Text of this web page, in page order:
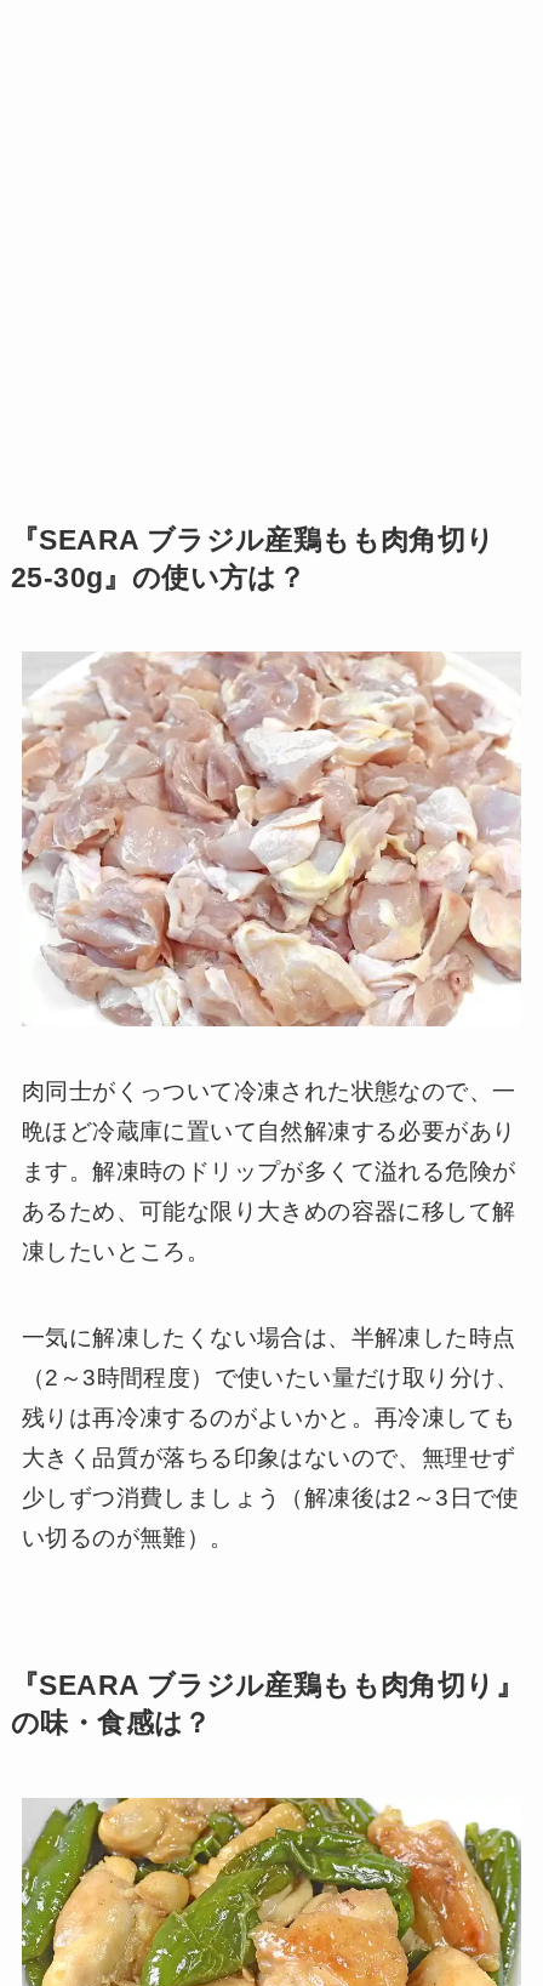
『SEARA ブラジル産鶏もも肉角切り
25-30g』の使い方は？
肉同士がくっついて冷凍された状態なので、一
晩ほど冷蔵庫に置いて自然解凍する必要があり
ます。解凍時のドリップが多くて溢れる危険が
あるため、可能な限り大きめの容器に移して解
凍したいところ。
一気に解凍したくない場合は、半解凍した時点
（2～3時間程度）で使いたい量だけ取り分け、
残りは再冷凍するのがよいかと。再冷凍しても
大きく品質が落ちる印象はないので、無理せず
少しずつ消費しましょう（解凍後は2～3日で使
い切るのが無難）。
『SEARA ブラジル産鶏もも肉角切り』
の味・食感は？